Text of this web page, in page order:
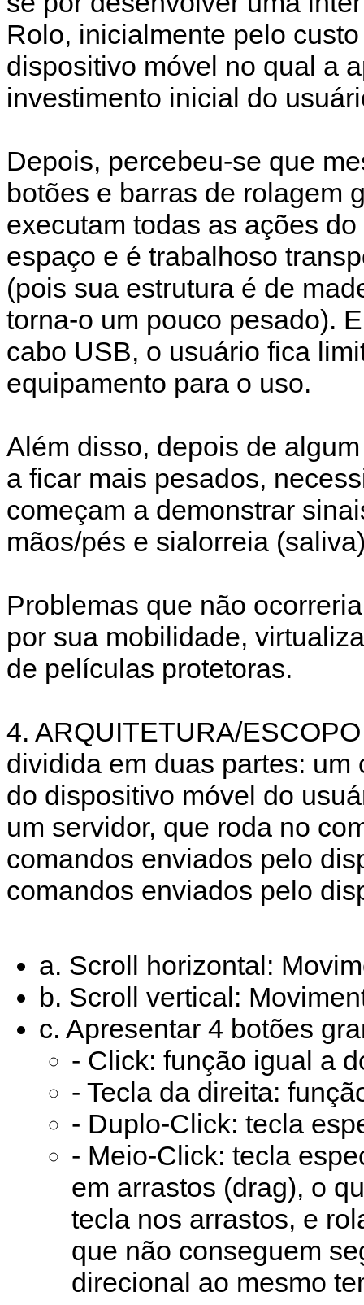
Rolo, inicialmente pelo
dispositivo móvel no qual a
investimento inicial do
Depois, percebeu-se que
botões e barras de rolagem
executam todas as ações
espaço e é trabalhoso
(pois sua estrutura é de
torna-o um pouco pesado).
cabo USB, o usuário fica
equipamento para o uso.
Além disso, depois de
a ficar mais pesados,
começam a demonstrar
mãos/pés e sialorreia
Problemas que não
por sua mobilidade,
de películas protetoras.
4. ARQUITETURA/
dividida em duas partes:
do dispositivo móvel do
um servidor, que roda no
comandos enviados pelo
comandos enviados pelo
a. Scroll horizontal:
b. Scroll vertical:
c. Apresentar 4 botões
- Click: função igual a
- Tecla da direita:
- Duplo-Click: tecla
- Meio-Click: tecla
em arrastos (drag), o
tecla nos arrastos, e
que não conseguem
direcional ao mesmo